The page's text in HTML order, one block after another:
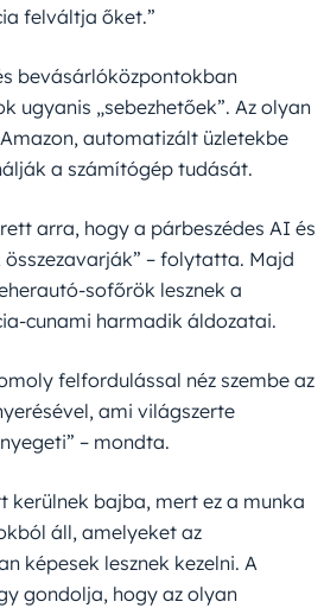
felváltja őket.”
bevásárlóközpontokban
ugyanis „sebezhetőek”. Az olyan
automatizált üzletekbe
a számítógép tudását.
arra, hogy a párbeszédes AI és
– folytatta. Majd
sofőrök lesznek a
cunami harmadik áldozatai.
felfordulással néz szembe az
ami világszerte
– mondta.
kerülnek bajba, mert ez a munka
áll, amelyeket az
képesek lesznek kezelni. A
gondolja, hogy az olyan